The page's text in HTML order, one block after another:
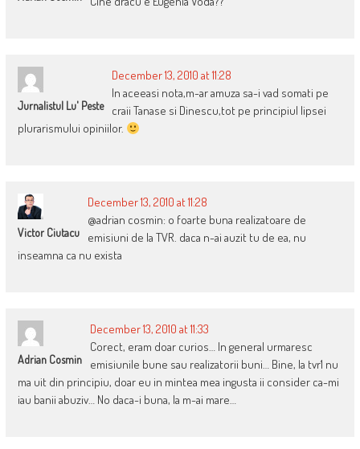
Jurnalistul Lu' Peste
December 13, 2010 at 11:28
In aceeasi nota,m-ar amuza sa-i vad somati pe
craii Tanase si Dinescu,tot pe principiul lipsei
plurarismului opiniilor.
Victor Ciutacu
December 13, 2010 at 11:28
@adrian cosmin: o foarte buna realizatoare de
emisiuni de la TVR. daca n-ai auzit tu de ea, nu
inseamna ca nu exista
Adrian Cosmin
December 13, 2010 at 11:33
Corect, eram doar curios… In general urmaresc
emisiunile bune sau realizatorii buni… Bine, la tvr1 nu
ma uit din principiu, doar eu in mintea mea ingusta ii consider ca-mi
iau banii abuziv… No daca-i buna, la m-ai mare…